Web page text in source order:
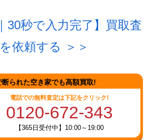
30秒で入力完了】買取査
依頼する
＞＞
断られた空き家でも高額買取!
電話での無料査定は下記をクリック!
0120-672-343
【365日受付中】10:00～19:00